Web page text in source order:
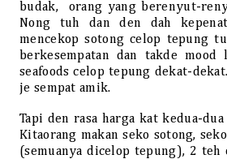
budak,
orang yang berenyut-
Nong tuh dan den dah
mencekop sotong celop tepung
berkesempatan dan takde mood
seafoods celop tepung dekat-
je sempat amik.
Tapi den rasa harga kat kedua-
Kitaorang makan seko sotong,
(semuanya dicelop tepung), 2 teh